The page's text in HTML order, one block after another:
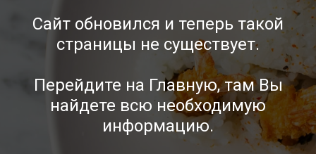
Сайт обновился и теперь такой
страницы не существует.
Перейдите на Главную, там Вы
найдете всю необходимую
информацию.